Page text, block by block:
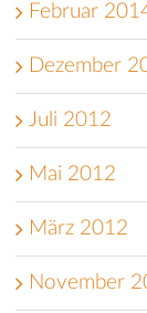
Februar
Dezember
Juli 2012
Mai 2012
März 2012
November